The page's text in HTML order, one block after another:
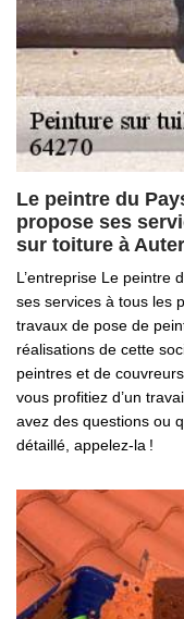
Le peintre du
propose ses
sur toiture à
L’entreprise Le peintre
ses services à tous les
travaux de pose de
réalisations de cette
peintres et de
vous profitiez d’un
avez des questions ou
détaillé, appelez-la !